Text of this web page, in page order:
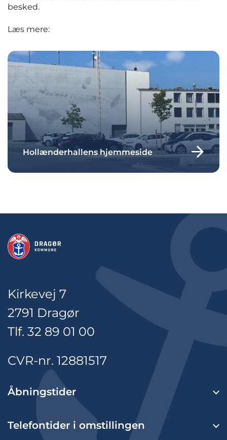
besked.
Læs mere:
Hollænderhallens hjemmeside
Kirkevej 7
2791 Dragør
Tlf. 32 89 01 00
CVR-nr. 12881517
Åbningstider
Telefontider i omstillingen